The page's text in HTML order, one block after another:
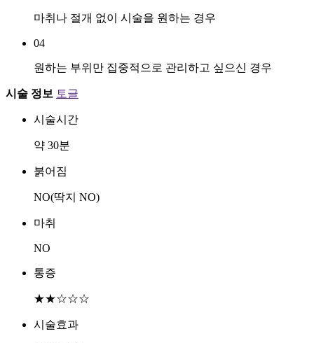
마취나 절개 없이 시술을 원하는 경우
04
원하는 부위만 집중적으로 관리하고 싶으신 경우
시술 정보 토글
시술시간
약 30분
붉어짐
NO(딱지 NO)
마취
NO
통증
★★☆☆☆
시술효과